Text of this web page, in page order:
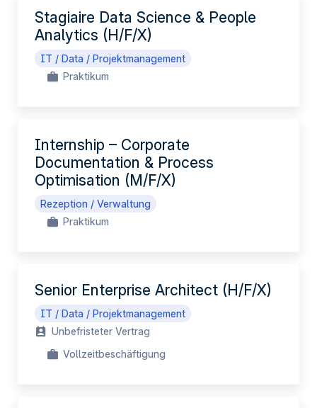
Stagiaire Data Science & People
Analytics (H/F/X)
IT / Data / Projektmanagement
Praktikum
Internship – Corporate
Documentation & Process
Optimisation (M/F/X)
Rezeption / Verwaltung
Praktikum
Senior Enterprise Architect (H/F/X)
IT / Data / Projektmanagement
Unbefristeter Vertrag
Vollzeitbeschäftigung